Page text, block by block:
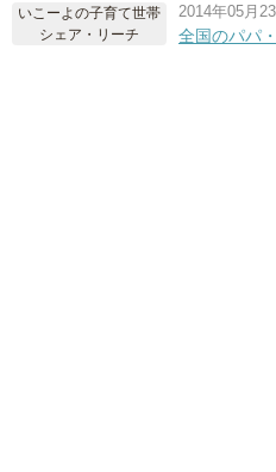
いこーよの子育て世帯
シェア・リーチ
2014年05月23
全国のパパ